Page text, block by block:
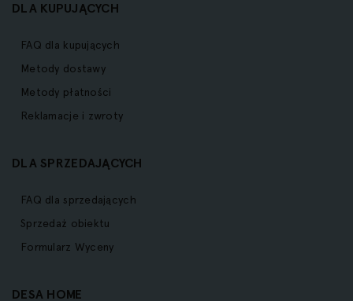
DLA KUPUJĄCYCH
FAQ dla kupujących
Metody dostawy
Metody płatności
Reklamacje i zwroty
DLA SPRZEDAJĄCYCH
FAQ dla sprzedających
Sprzedaż obiektu
Formularz Wyceny
DESA HOME